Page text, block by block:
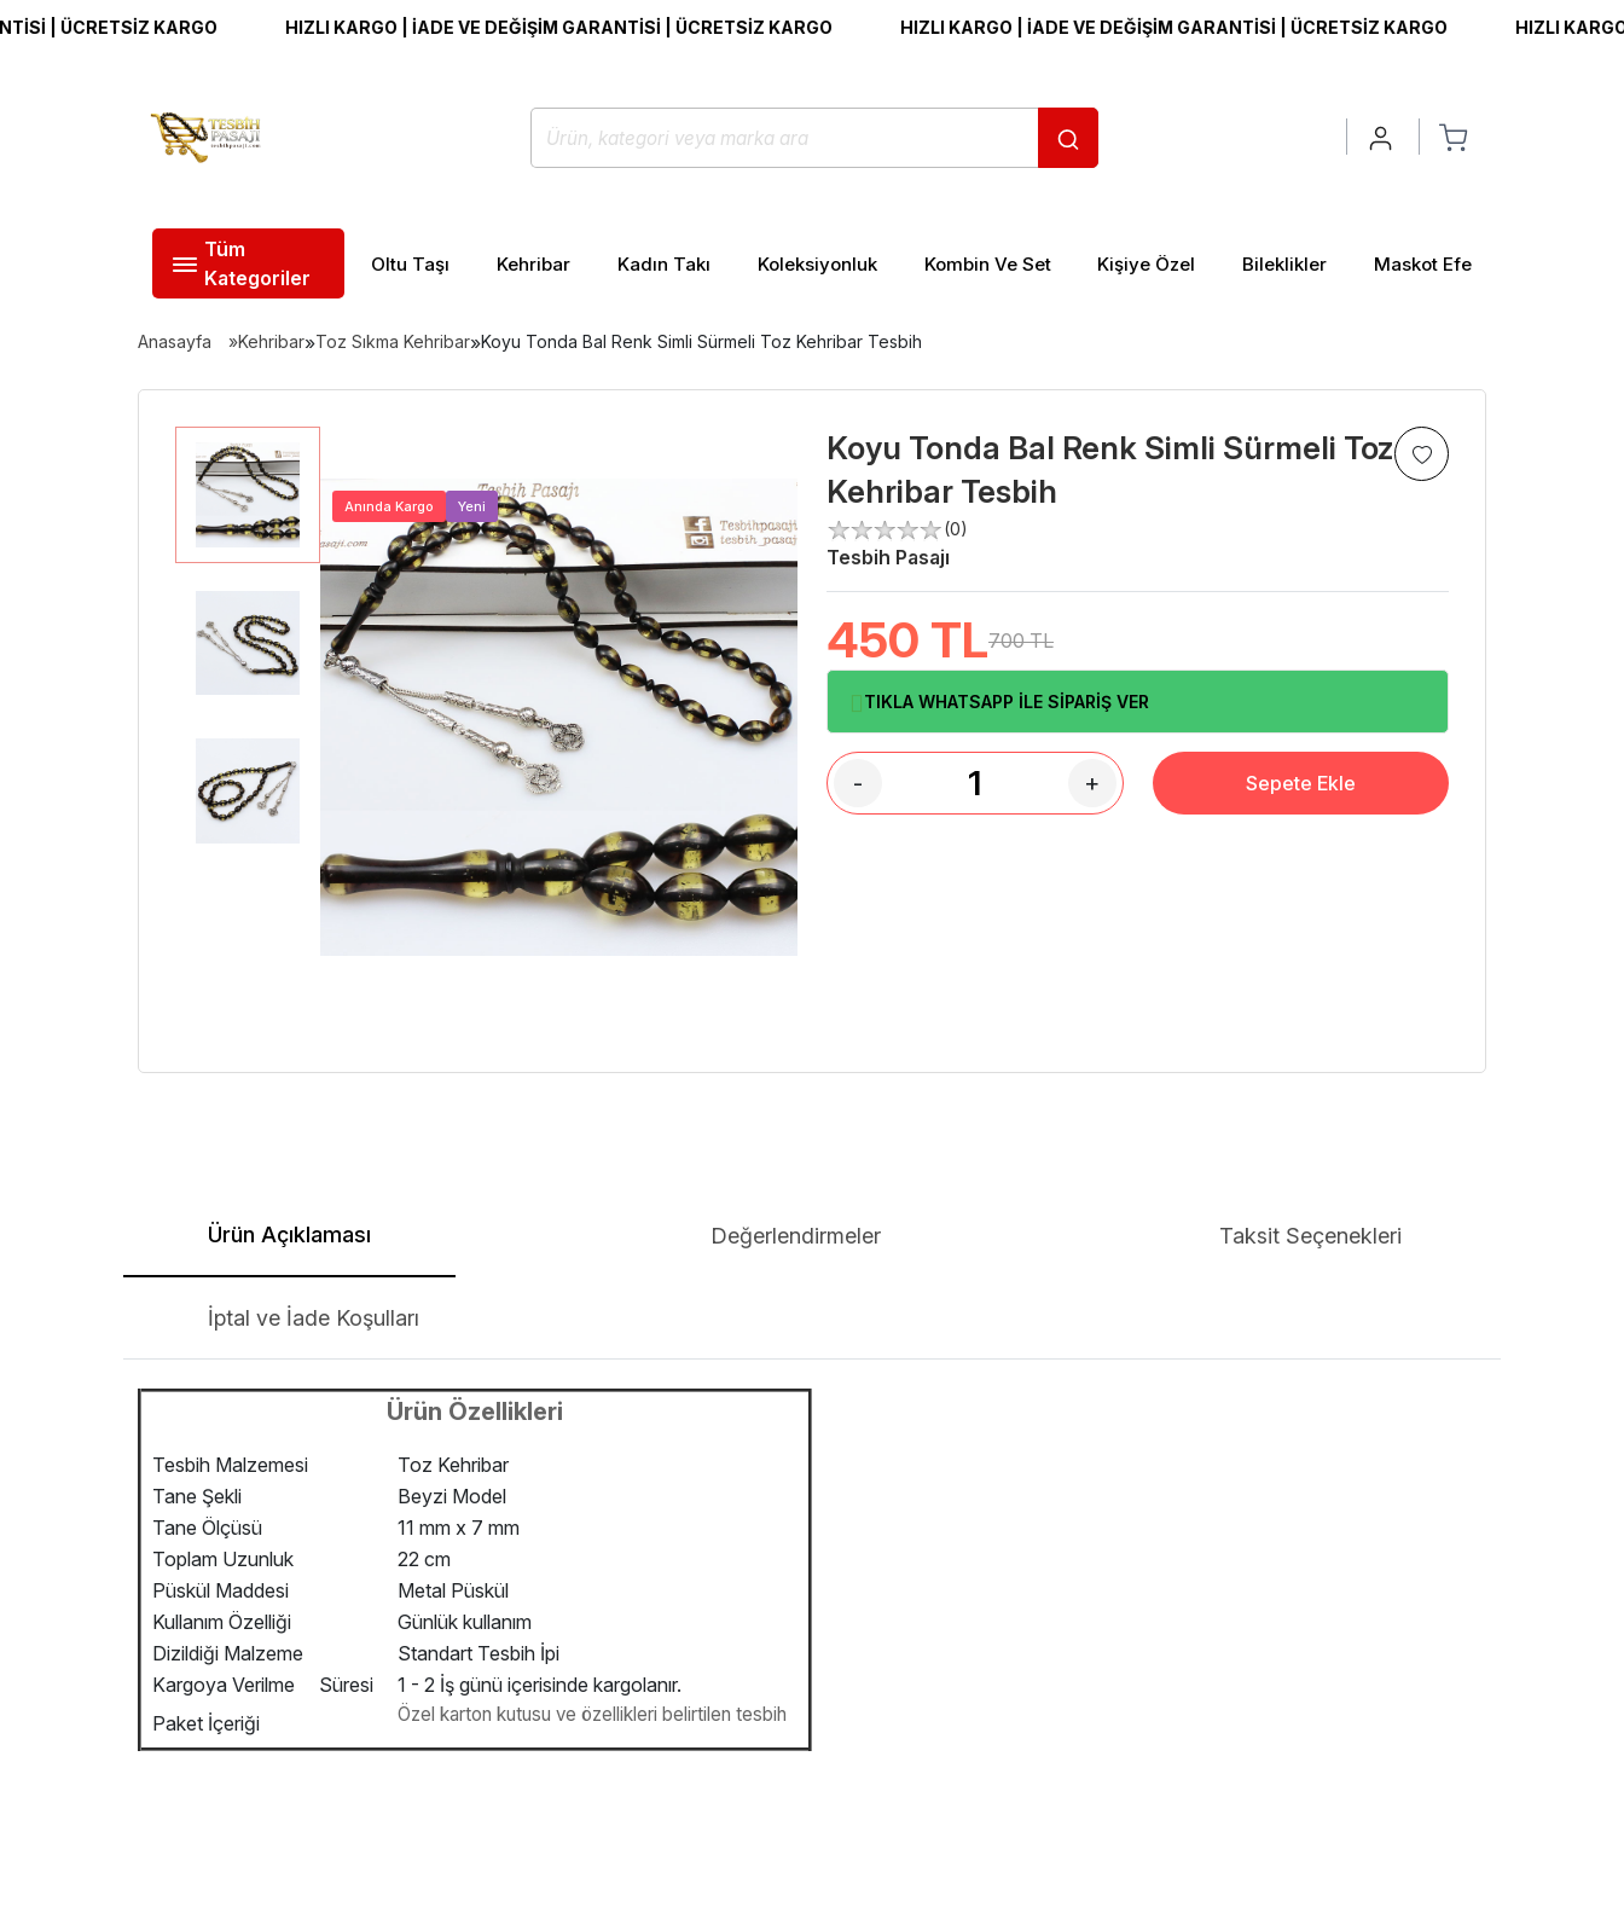
KARGO HIZLI KARGO | İADE VE DEĞİŞİM GARANTİSİ | ÜCRETSİZ KARGO HIZLI KARGO | İADE VE DEĞİŞİM GARANTİSİ | ÜCRETSİZ KARGO HIZLI KARGO | İADE
Tüm
Kategoriler
Oltu Taşı Kehribar Kadın Takı Koleksiyonluk Kombin Ve Set Kişiye Özel Bileklikler Maskot Efe
Anasayfa Kehribar»Toz Sıkma Kehribar»Koyu Tonda Bal Renk Simli Sürmeli Toz Kehribar Tesbih
Anında Kargo Yeni
Koyu Tonda Bal Renk Simli Sürmeli Toz
Kehribar Tesbih
(0)
Tesbih Pasajı
450 TL700 TL
TIKLA WHATSAPP İLE SİPARİŞ VER
- + Sepete Ekle
Ürün Açıklaması Değerlendirmeler Taksit Seçenekleri
İptal ve İade Koşulları
Ürün Özellikleri
Tesbih Malzemesi
Toz Kehribar
Tane Şekli
Beyzi Model
Tane Ölçüsü
11 mm x 7 mm
Toplam Uzunluk
22 cm
Püskül Maddesi
Metal Püskül
Kullanım Özelliği
Günlük kullanım
Dizildiği Malzeme
Standart Tesbih İpi
Kargoya Verilme Süresi
1 - 2 İş günü içerisinde kargolanır.
Paket İçeriği
Özel karton kutusu ve özellikleri belirtilen tesbih